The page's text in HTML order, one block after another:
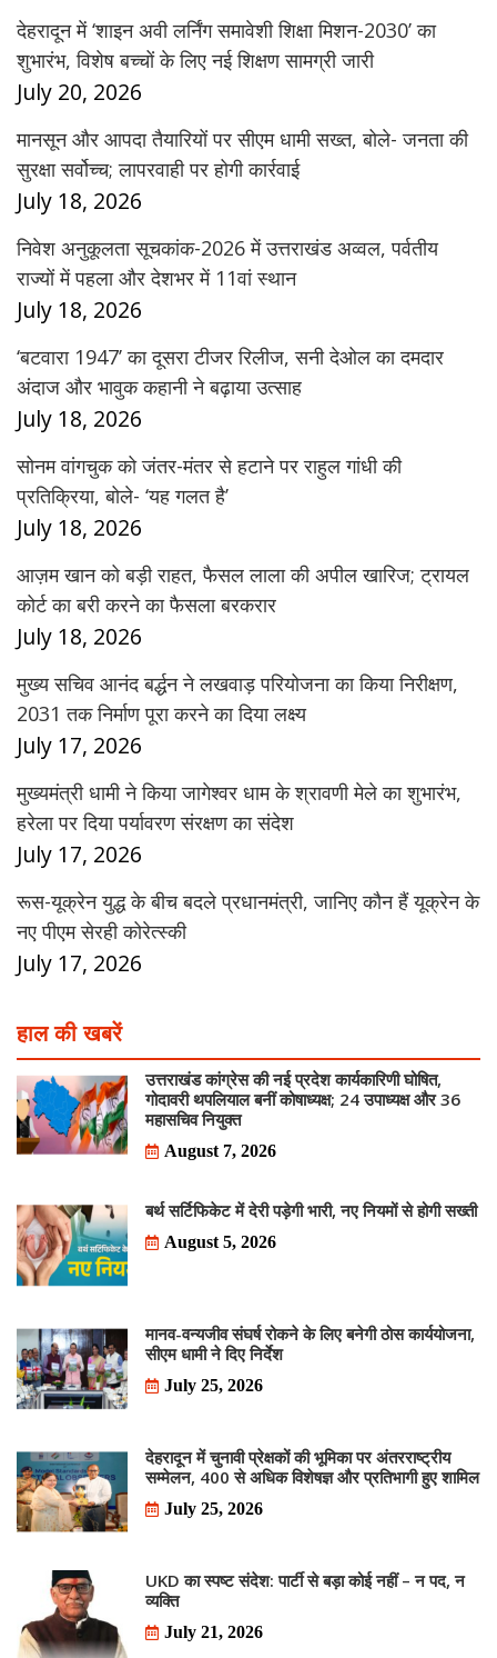
देहरादून में ‘शाइन अवी लर्निंग समावेशी शिक्षा मिशन-2030’ का
शुभारंभ, विशेष बच्चों के लिए नई शिक्षण सामग्री जारी
July 20, 2026
मानसून और आपदा तैयारियों पर सीएम धामी सख्त, बोले- जनता की
सुरक्षा सर्वोच्च; लापरवाही पर होगी कार्रवाई
July 18, 2026
निवेश अनुकूलता सूचकांक-2026 में उत्तराखंड अव्वल, पर्वतीय
राज्यों में पहला और देशभर में 11वां स्थान
July 18, 2026
‘बटवारा 1947’ का दूसरा टीजर रिलीज, सनी देओल का दमदार
अंदाज और भावुक कहानी ने बढ़ाया उत्साह
July 18, 2026
सोनम वांगचुक को जंतर-मंतर से हटाने पर राहुल गांधी की
प्रतिक्रिया, बोले- ‘यह गलत है’
July 18, 2026
आज़म खान को बड़ी राहत, फैसल लाला की अपील खारिज; ट्रायल
कोर्ट का बरी करने का फैसला बरकरार
July 18, 2026
मुख्य सचिव आनंद बर्द्धन ने लखवाड़ परियोजना का किया निरीक्षण,
2031 तक निर्माण पूरा करने का दिया लक्ष्य
July 17, 2026
मुख्यमंत्री धामी ने किया जागेश्वर धाम के श्रावणी मेले का शुभारंभ,
हरेला पर दिया पर्यावरण संरक्षण का संदेश
July 17, 2026
रूस-यूक्रेन युद्ध के बीच बदले प्रधानमंत्री, जानिए कौन हैं यूक्रेन के
नए पीएम सेरही कोरेत्स्की
July 17, 2026
हाल की खबरें
उत्तराखंड कांग्रेस की नई प्रदेश कार्यकारिणी घोषित,
गोदावरी थपलियाल बनीं कोषाध्यक्ष; 24 उपाध्यक्ष और 36
महासचिव नियुक्त
August 7, 2026
बर्थ सर्टिफिकेट में देरी पड़ेगी भारी, नए नियमों से होगी सख्ती
August 5, 2026
मानव-वन्यजीव संघर्ष रोकने के लिए बनेगी ठोस कार्ययोजना,
सीएम धामी ने दिए निर्देश
July 25, 2026
देहरादून में चुनावी प्रेक्षकों की भूमिका पर अंतरराष्ट्रीय
सम्मेलन, 400 से अधिक विशेषज्ञ और प्रतिभागी हुए शामिल
July 25, 2026
UKD का स्पष्ट संदेश: पार्टी से बड़ा कोई नहीं – न पद, न
व्यक्ति
July 21, 2026